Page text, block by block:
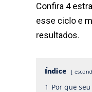
Confira 4
esse ciclo e
resultados.
Índice
1 Por que